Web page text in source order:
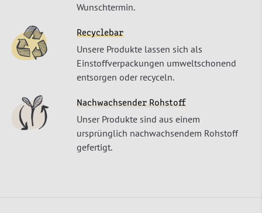
Wunschtermin.
Recyclebar
Unsere Produkte lassen sich als
Einstoffverpackungen umweltschonend
entsorgen oder recyceln.
Nachwachsender Rohstoff
Unser Produkte sind aus einem
ursprünglich nachwachsendem Rohstoff
gefertigt.